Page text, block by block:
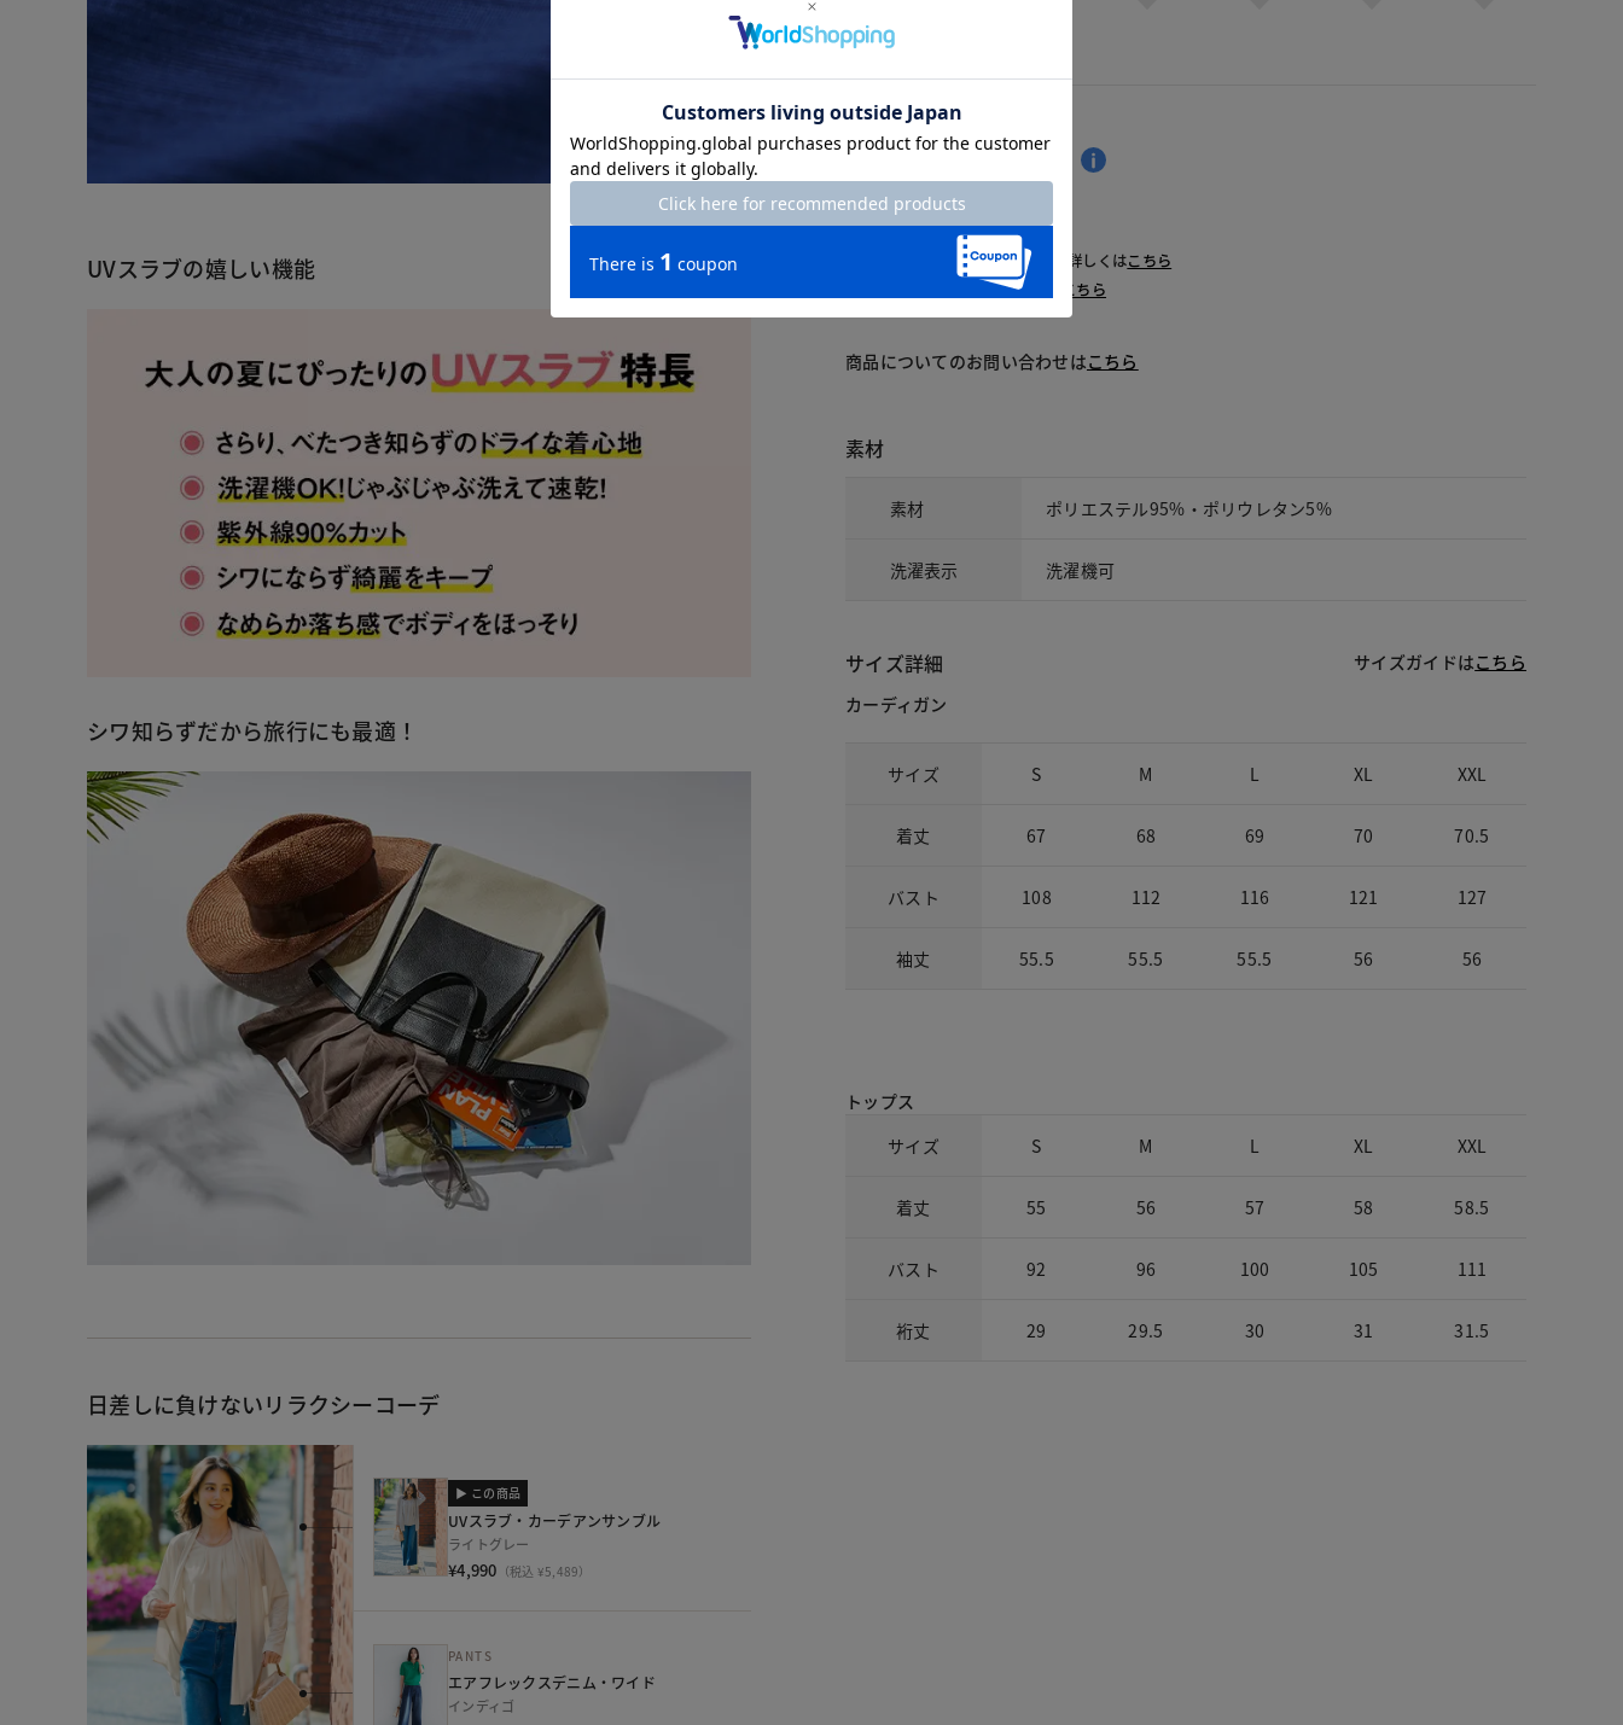
UVスラブの嬉しい機能
シワ知らずだから旅行にも最適！
日差しに負けないリラクシーコーデ
▶ この商品
UVスラブ・カーデアンサンブル
ライトグレー
¥4,990 （税込 ¥5,489）
PANTS
エアフレックスデニム・ワイド
インディゴ
交換・返品はお気軽に！
△：残りわずか
～頃お届け：入荷次第、お届け。
再入荷予約：メールでお知らせ。詳しくはこちら
1週間前後でお届け： 詳しくは
こちら
商品についてのお問い合わせはこちら
素材
素材 ポリエステル95%・ポリウレタン5%
洗濯表示 洗濯機可
サイズ詳細 サイズガイドはこちら
カーディガン
サイズ S M L XL XXL
着丈 67 68 69 70 70.5
バスト 108 112 116 121 127
袖丈 55.5 55.5 55.5 56 56
トップス
サイズ
S M L XL XXL
着丈 55 56 57 58 58.5
バスト 92 96 100 105 111
裄丈 29 29.5 30 31 31.5